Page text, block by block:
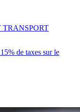
de taxes sur le